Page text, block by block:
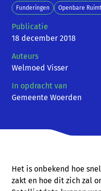
Funderingen Openbare
Publicatie
18 december 2018
Auteurs
Welmoed Visser
In opdracht van
Gemeente Woerden
Het is onbekend hoe
zakt en hoe dit zich zal